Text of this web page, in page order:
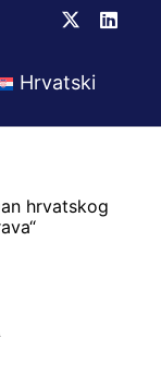
Hrvatski
hrvatskog